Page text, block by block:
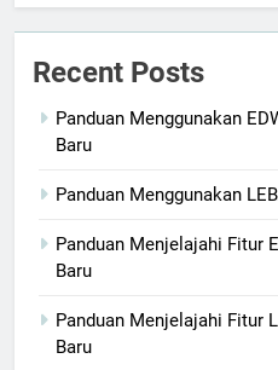
Recent Posts
Panduan Menggunakan
Baru
Panduan Menggunakan
Panduan Menjelajahi Fitur
Baru
Panduan Menjelajahi Fitur
Baru